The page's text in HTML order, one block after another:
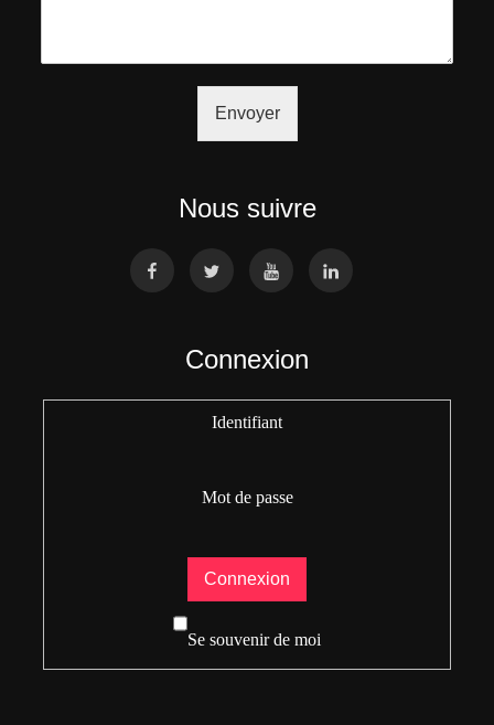
Envoyer
Nous suivre
Connexion
Identifiant
Mot de passe
Se souvenir de moi